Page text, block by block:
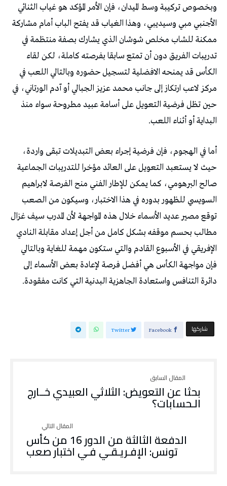
وبخصوص تركيبة وسط الميدان، فإن الأمر المؤكد هو غياب الثنائي
الأجنبي مبي وسيديبي، وهذا الغياب قد يفتح الباب أمام مشاركة
ممكنة للشاب مخلص شوشان الذي يشارك بصفة منتظمة في
تدريبات الفريق دون أن تمتع سابقا بفرصته كاملة، لكن لقاء
الكأس قد يمنحه الافضلية لتسجيل حضوره وبالتالي اللعب في
مركز لاعب ارتكاز إلى جانب محمد عزيز الجبالي أو آدم الورتاني، في
حين تظل فرضية التعويل على أسامة عبيد مطروحة سواء منذ
البداية أو أثناء اللعب.
أما في الهجوم، فإن فرضية إجراء بعض التبديلات تبقى واردة،
حيث لا يستعبد التعويل على العائد مؤخرا للتدريبات الجماعية
صالح البرهومي، كما يمكن للإطار الفني منح الفرصة لابراهيم
السويسي للظهور بدوره في هذا الاختبار، وسيكون من الصعب
توقع مصير عديد الأسماء خلال هذه المواجهة لأن المدرب سيف غزال
مطالب بحسم موقفه بشكل كامل من أجل إعداد مقابلة النادي
الإفريقي في الأسبوع القادم والتي ستكون مهمة للغاية وبالتالي
فإن مواجهة الكأس هي أفضل فرصة لإعادة بعض الأسماء إلى
دائرة التنافس واستعادة الجاهزية البدنية التي كانت مفقودة.
‫‫ شاركها‬ Facebook
Twitter
بحثا عن التعويض: الثلاثي العبيدي خــارج
الـحسابات؟
الدفعة الثالثة من الدور 16 من كأس
تونس: الإفـريـقـي فـي اختبار صعب